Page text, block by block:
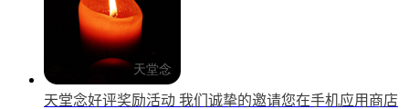
天堂念好评奖励活动 我们诚挚的邀请您在手机应用商店